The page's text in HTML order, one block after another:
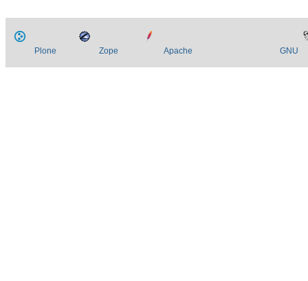
Plone Zope Apache GNU